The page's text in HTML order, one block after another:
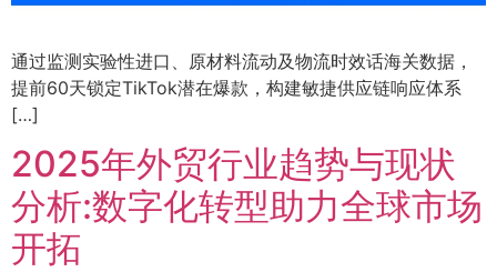
通过监测实验性进口、原材料流动及物流时效话海关数据，
提前60天锁定TikTok潜在爆款，构建敏捷供应链响应体系
[…]
2025年外贸行业趋势与现状
分析:数字化转型助力全球市场
开拓